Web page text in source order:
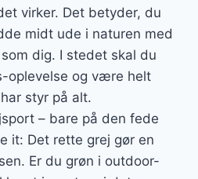
virker. Det betyder, du
midt ude i naturen med
dig. I stedet skal du
oplevelse og være helt
styr på alt.
– bare på den fede
it: Det rette grej gør en
Er du grøn i outdoor-